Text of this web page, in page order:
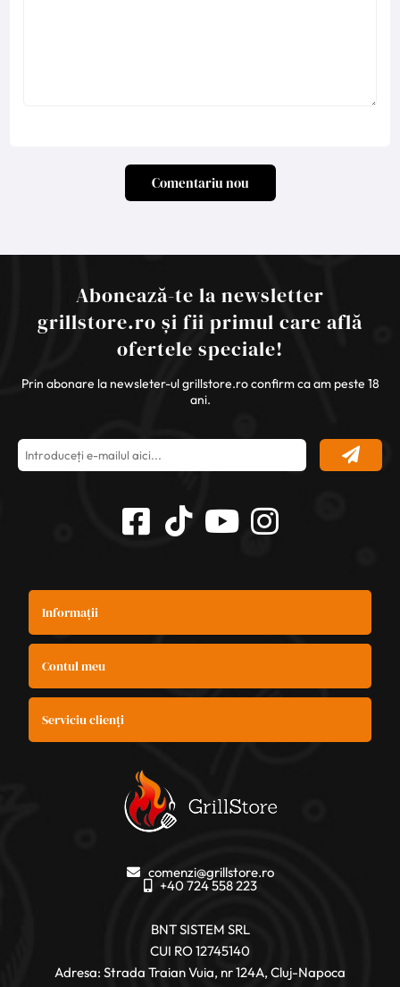
Comentariu nou
Abonează-te la newsletter
grillstore.ro și fii primul care află
ofertele speciale!
Prin abonare la newsleter-ul grillstore.ro confirm ca am peste 18
ani.
Informații
Contul meu
Serviciu clienți
comenzi@grillstore.ro
+40 724 558 223
BNT SISTEM SRL
CUI RO 12745140
Adresa: Strada Traian Vuia, nr 124A, Cluj-Napoca